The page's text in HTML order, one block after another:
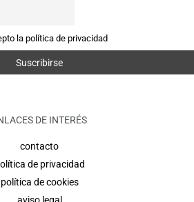
la política de privacidad
DE INTERÉS
contacto
de privacidad
política de cookies
aviso legal